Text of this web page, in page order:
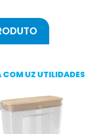
COM UZ UTILIDADES